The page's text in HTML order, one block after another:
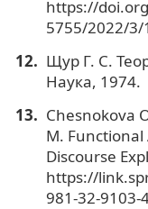
https://
5755/2022/3/
Щур Г. С.
Наука, 1974.
Chesnokova
M.
Discourse
https://
981-32-9103-